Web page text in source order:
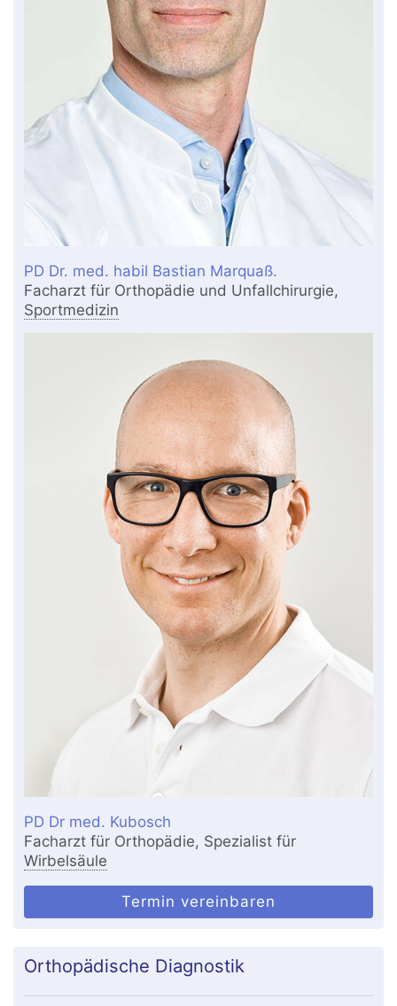
PD Dr. med. habil Bastian Marquaß.
Facharzt für Orthopädie und Unfallchirurgie,
Sportmedizin
PD Dr med. Kubosch
Facharzt für Orthopädie, Spezialist für
Wirbelsäule
Termin vereinbaren
Orthopädische Diagnostik